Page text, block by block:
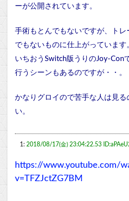
ーが公開されています。
手術もとんでもないですが、ト
でもないものに仕上がっています
いちおうSwitch版うりのJoy-Con
行うシーンもあるのですが・・。
かなりグロイので苦手な人は見る
い。
1: 2018/08/17(金) 23:04:22.53
https://www.youtube.com/
v=TFZJctZG7BM